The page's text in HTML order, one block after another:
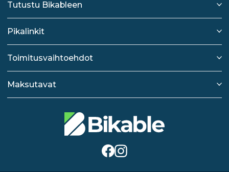
Tutustu Bikableen
Pikalinkit
Toimitusvaihtoehdot
Maksutavat